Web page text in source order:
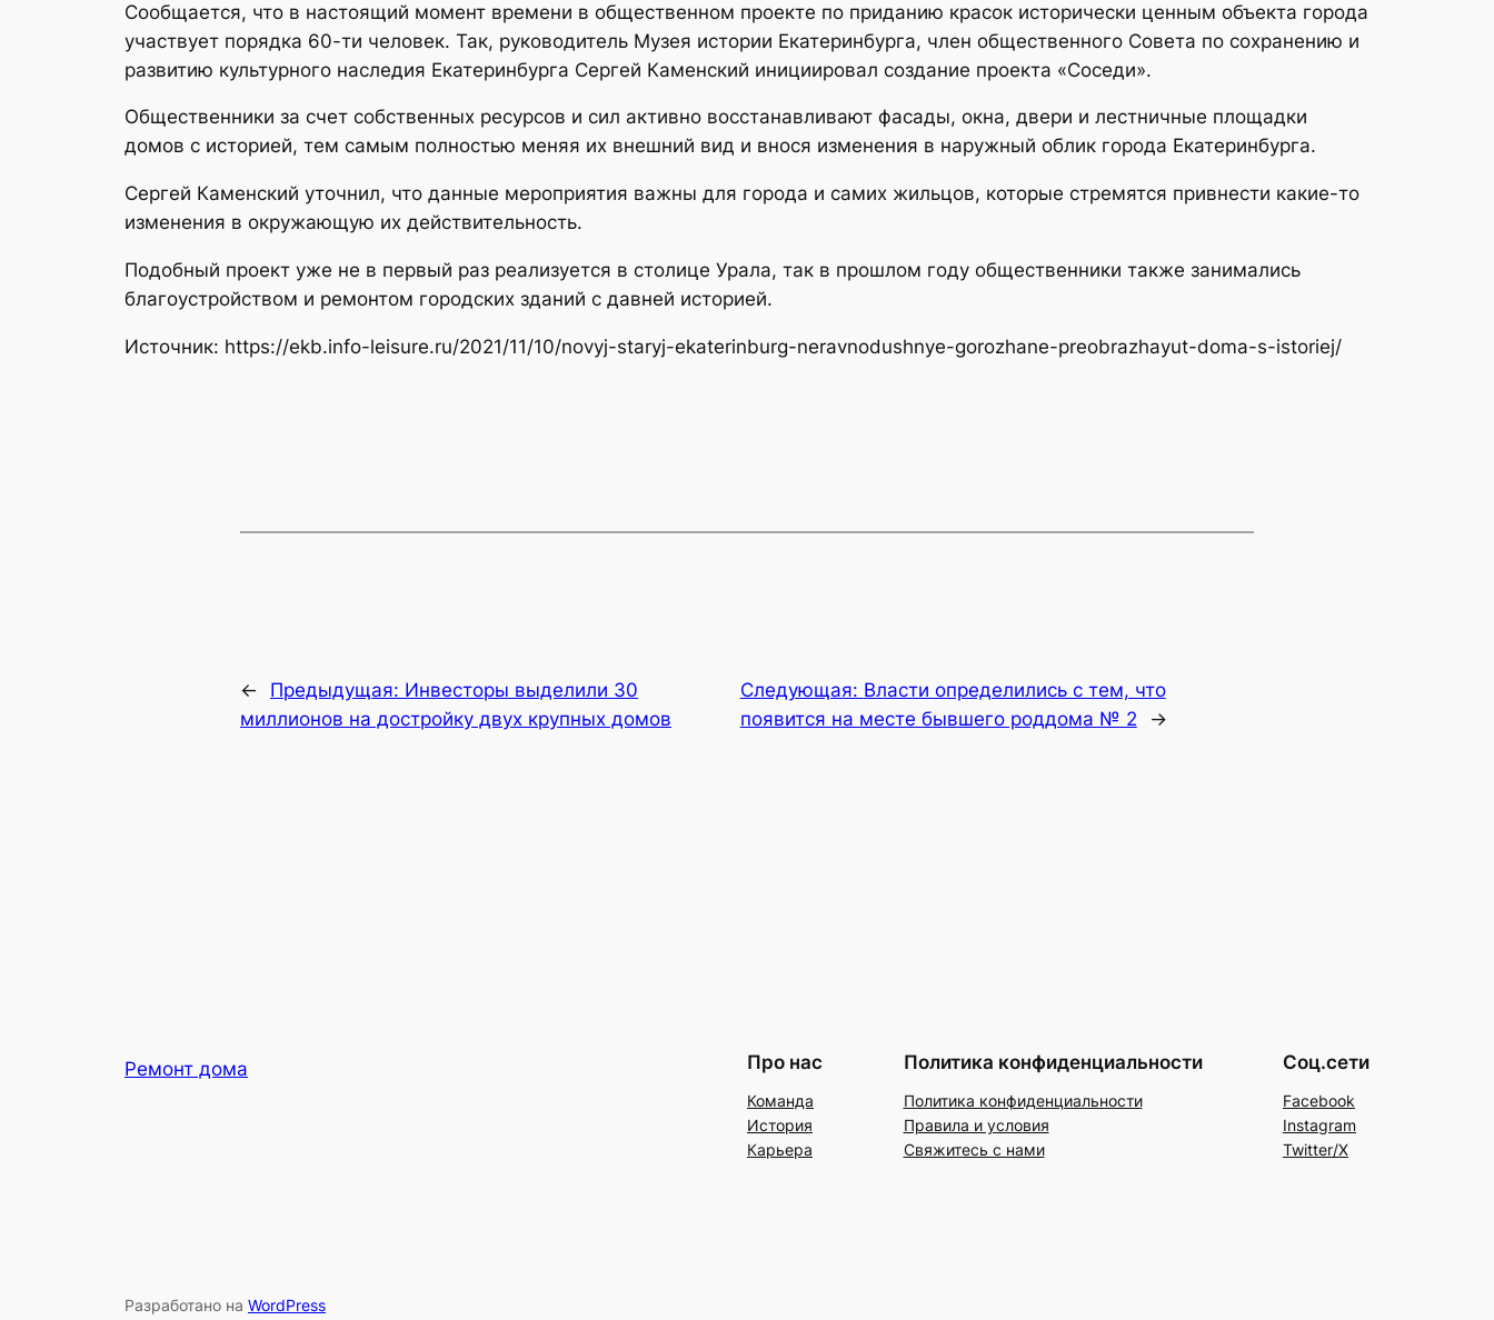
Сообщается, что в настоящий момент времени в общественном проекте по приданию красок исторически ценным объекта города
участвует порядка 60-ти человек. Так, руководитель Музея истории Екатеринбурга, член общественного Совета по сохранению и
развитию культурного наследия Екатеринбурга Сергей Каменский инициировал создание проекта «Соседи».
Общественники за счет собственных ресурсов и сил активно восстанавливают фасады, окна, двери и лестничные площадки
домов с историей, тем самым полностью меняя их внешний вид и внося изменения в наружный облик города Екатеринбурга.
Сергей Каменский уточнил, что данные мероприятия важны для города и самих жильцов, которые стремятся привнести какие-то
изменения в окружающую их действительность.
Подобный проект уже не в первый раз реализуется в столице Урала, так в прошлом году общественники также занимались
благоустройством и ремонтом городских зданий с давней историей.
Источник: https://ekb.info-leisure.ru/2021/11/10/novyj-staryj-ekaterinburg-neravnodushnye-gorozhane-preobrazhayut-doma-s-istoriej/
← Предыдущая: Инвесторы выделили 30
миллионов на достройку двух крупных домов
Следующая: Власти определились с тем, что
появится на месте бывшего роддома № 2
→
Ремонт дома Про нас
Команда
История
Карьера
Политика конфиденциальности
Политика конфиденциальности
Правила и условия
Свяжитесь с нами
Соц.сети
Facebook
Instagram
Twitter/X
Разработано на WordPress